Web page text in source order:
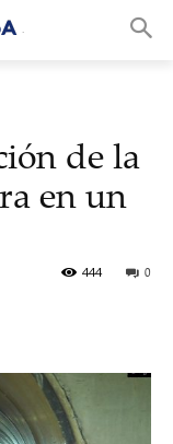
de la
en un
0
444